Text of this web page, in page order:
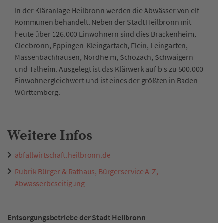
In der Kläranlage Heilbronn werden die Abwässer von elf
Kommunen behandelt. Neben der Stadt Heilbronn mit
heute über 126.000 Einwohnern sind dies Brackenheim,
Cleebronn, Eppingen-Kleingartach, Flein, Leingarten,
Massenbachhausen, Nordheim, Schozach, Schwaigern
und Talheim. Ausgelegt ist das Klärwerk auf bis zu 500.000
Einwohnergleichwert und ist eines der größten in Baden-
Württemberg.
Weitere Infos
abfallwirtschaft.heilbronn.de
Rubrik Bürger & Rathaus, Bürgerservice A-Z,
Abwasserbeseitigung
Entsorgungsbetriebe der Stadt Heilbronn